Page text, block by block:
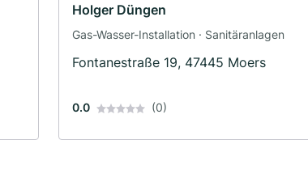
Holger Düngen
Gas-Wasser-Installation · Sanitäranlagen
Fontanestraße 19, 47445 Moers
0.0 (0)